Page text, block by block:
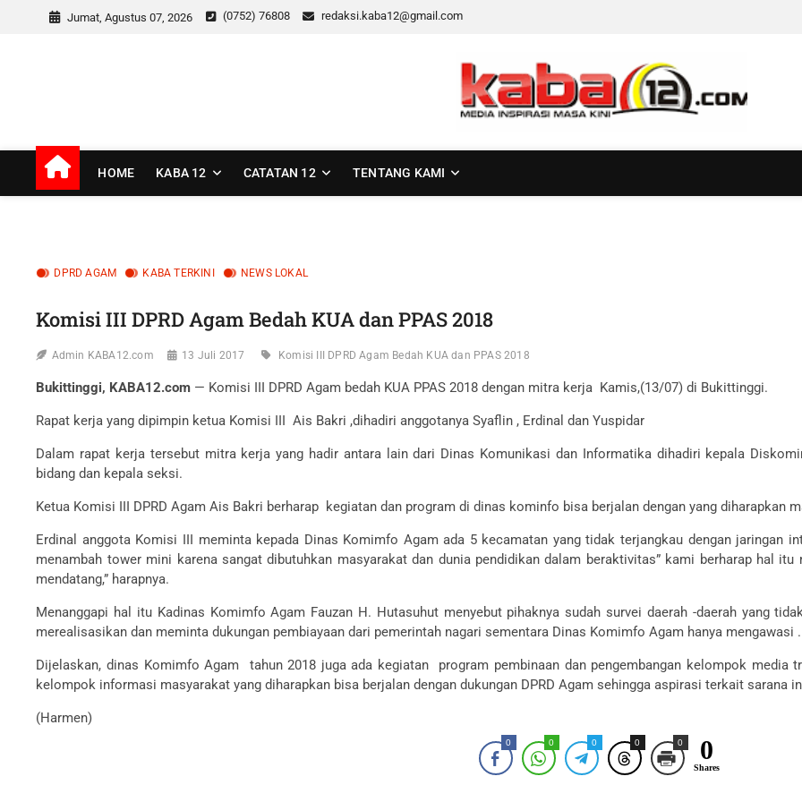
Jumat, Agustus 07, 2026 (0752) 76808 redaksi.kaba12@gmail.com
kaba12
HOME KABA 12 CATATAN 12 TENTANG KAMI
DPRD AGAM KABA TERKINI NEWS LOKAL
Komisi III DPRD Agam Bedah KUA dan PPAS 2018
Admin KABA12.com 13 Juli 2017 Komisi III DPRD Agam Bedah KUA dan PPAS 2018
Bukittinggi, KABA12.com — Komisi III DPRD Agam bedah KUA PPAS 2018 dengan mitra kerja Kamis,(13/07) di Bukittinggi.
Rapat kerja yang dipimpin ketua Komisi III Ais Bakri ,dihadiri anggotanya Syaflin , Erdinal dan Yuspidar
Dalam rapat kerja tersebut mitra kerja yang hadir antara lain dari Dinas Komunikasi dan Informatika dihadiri kepala
bidang dan kepala seksi.
Ketua Komisi III DPRD Agam Ais Bakri berharap kegiatan dan program di dinas kominfo bisa berjalan dengan yang diharapkan
Erdinal anggota Komisi III meminta kepada Dinas Komimfo Agam ada 5 kecamatan yang tidak terjangkau dengan
menambah tower mini karena sangat dibutuhkan masyarakat dan dunia pendidikan dalam beraktivitas” kami berharap hal
mendatang,” harapnya.
Menanggapi hal itu Kadinas Komimfo Agam Fauzan H. Hutasuhut menyebut pihaknya sudah survei daerah -daerah yang
merealisasikan dan meminta dukungan pembiayaan dari pemerintah nagari sementara Dinas Komimfo Agam hanya mengawasi .
Dijelaskan, dinas Komimfo Agam tahun 2018 juga ada kegiatan program pembinaan dan pengembangan kelompok media
kelompok informasi masyarakat yang diharapkan bisa berjalan dengan dukungan DPRD Agam sehingga aspirasi terkait sarana
(Harmen)
0 0 0 0 0 0
Shares